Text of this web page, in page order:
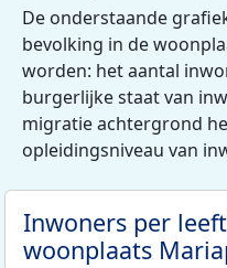
De onderstaande
bevolking in de
worden: het aantal
burgerlijke staat van
migratie achtergrond
opleidingsniveau van
Inwoners per
woonplaats